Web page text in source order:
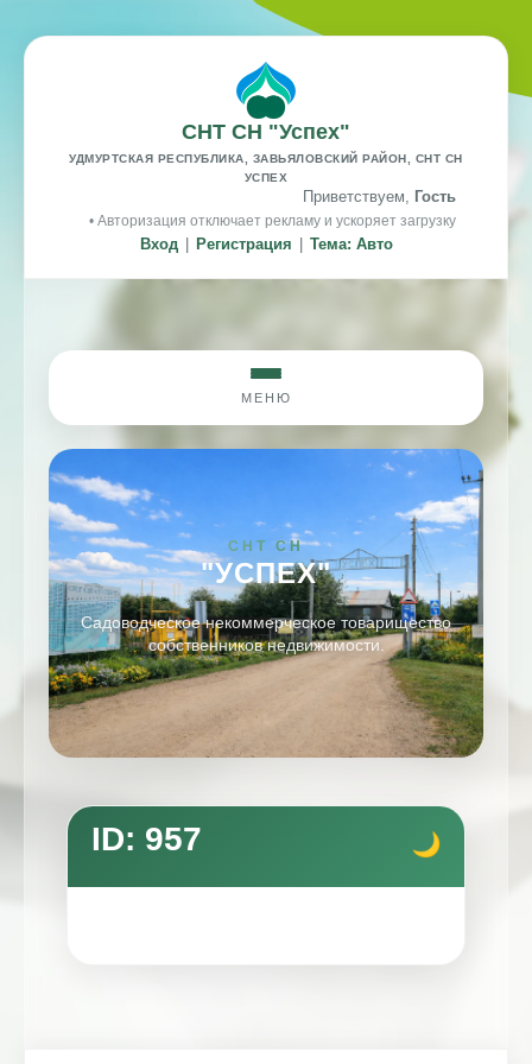
СНТ СН "Успех"
УДМУРТСКАЯ РЕСПУБЛИКА, ЗАВЬЯЛОВСКИЙ РАЙОН, СНТ СН
УСПЕХ
Приветствуем, Гость
• Авторизация отключает рекламу и ускоряет загрузку
Вход Регистрация Тема: Авто
МЕНЮ
СНТ СН
"УСПЕХ"
Садоводческое некоммерческое товарищество
собственников недвижимости.
ID: 957